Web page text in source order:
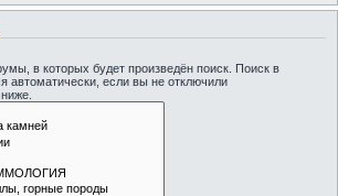
в которых будет произведён поиск. Поиск в
автоматически, если вы не отключили